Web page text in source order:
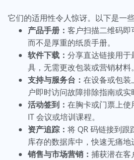
它们的适用性令人惊讶。以下是一
产品手册： 客户扫描二维码即
而不是厚重的纸质手册。
软件下载： 分享直达链接用
具，无需更改包装或营销材料。
支持与服务台： 在设备或包装
户即时访问故障排除指南或实
活动签到： 在胸卡或门票上
IT 会议或培训课程。
资产追踪： 将 QR 码链接到
库存的数据库中，快速无痛地
销售与市场营销： 捕获潜在客